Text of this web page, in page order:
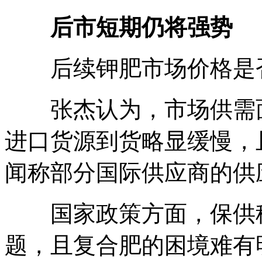
后市短期仍将强势
后续钾肥市场价格是
张杰认为，市场供需
进口货源到货略显缓慢
闻称部分国际供应商的
国家政策方面，保供
题，且复合肥的困境难